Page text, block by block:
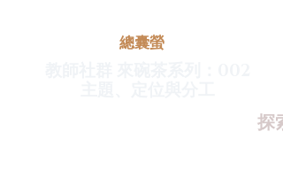
​總囊螢
探